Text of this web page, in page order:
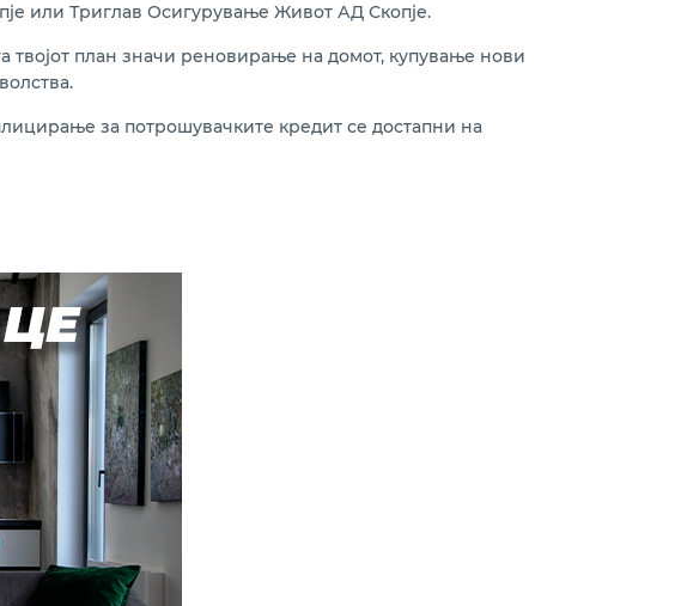
или Триглав Осигурување Живот АД Скопје.
план значи реновирање на домот, купување нови
за потрошувачките кредит се достапни на